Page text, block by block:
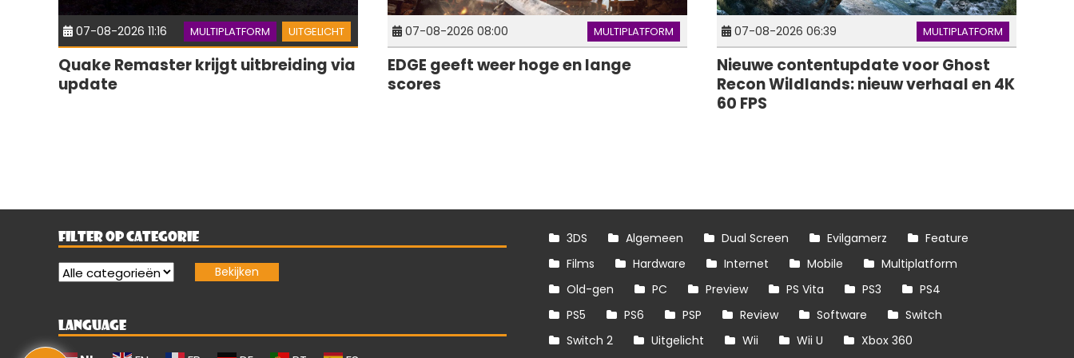
07-08-2026 11:16 MULTIPLATFORM UITGELICHT
Quake Remaster krijgt uitbreiding via
update
07-08-2026 08:00 MULTIPLATFORM
EDGE geeft weer hoge en lange
scores
07-08-2026 06:39 MULTIPLATFORM
Nieuwe contentupdate voor Ghost
Recon Wildlands: nieuw verhaal en 4K
60 FPS
FILTER OP CATEGORIE
LANGUAGE
3DS Algemeen Dual Screen Evilgamerz
Feature
Films
Hardware Internet Mobile
Multiplatform
Old-gen
PC Preview PS Vita PS3
PS4
PS5
PS6 PSP Review Software
Switch
Switch 2
Uitgelicht Wii Wii U Xbox 360